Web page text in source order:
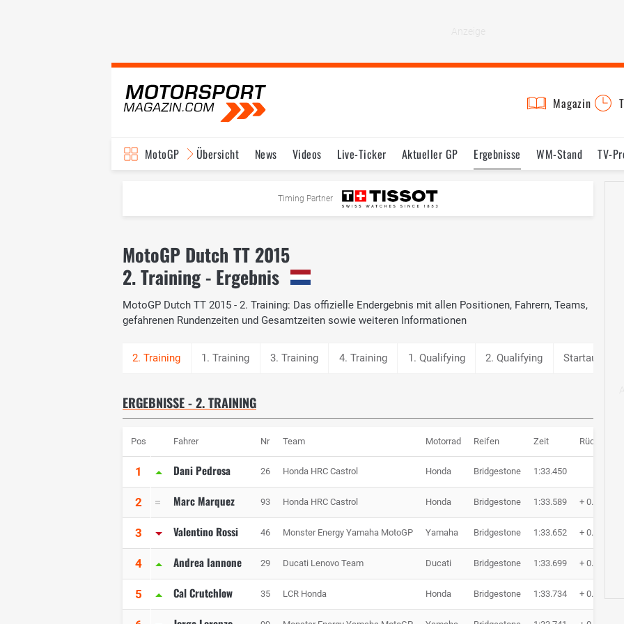
Magazin
MotoGP Übersicht News Videos Live-Ticker Aktueller GP Ergebnisse WM-Stand TV-
Testfahrten Reglement
Timing Partner
MotoGP Dutch TT 2015
2. Training - Ergebnis
MotoGP Dutch TT 2015 - 2. Training: Das offizielle Endergebnis mit allen Positionen, Fahrern, Teams,
gefahrenen Rundenzeiten und Gesamtzeiten sowie weiteren Informationen
1. Training 3. Training 4. Training 1. Qualifying 2. Qualifying
ERGEBNISSE - 2. TRAINING
Pos Fahrer Nr Team Motorrad Reifen Zeit Rückstand
1 Dani Pedrosa 26 Honda HRC Castrol Honda Bridgestone 1:33.450
2 Marc Marquez 93 Honda HRC Castrol Honda Bridgestone 1:33.589 + 0.139
3 Valentino Rossi 46 Monster Energy Yamaha MotoGP Yamaha Bridgestone 1:33.652 + 0.202
4 Andrea Iannone 29 Ducati Lenovo Team Ducati Bridgestone 1:33.699 + 0.249
5 Cal Crutchlow 35 LCR Honda Honda Bridgestone 1:33.734 + 0.284